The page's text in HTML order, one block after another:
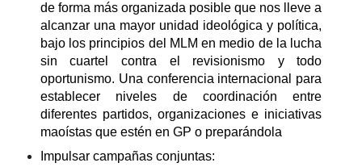
de forma más organizada posible que nos lleve a
alcanzar una mayor unidad ideológica y política,
bajo los principios del MLM en medio de la lucha
sin cuartel contra el revisionismo y todo
oportunismo. Una conferencia internacional para
establecer niveles de coordinación entre
diferentes partidos, organizaciones e iniciativas
maoístas que estén en GP o preparándola
Impulsar campañas conjuntas: